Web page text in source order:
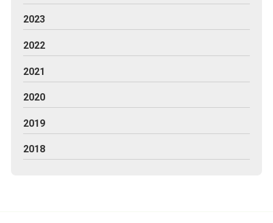
2023
2022
2021
2020
2019
2018